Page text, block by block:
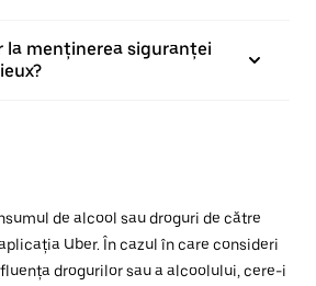
la menținerea siguranței
de alcool sau droguri de către
Uber. În cazul în care consideri
drogurilor sau a alcoolului, cere-i